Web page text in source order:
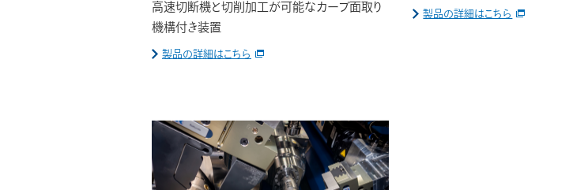
高速切断機と切削加工が可能なカーブ面取り
機構付き装置
製品の詳細はこちら
製品の詳細はこちら